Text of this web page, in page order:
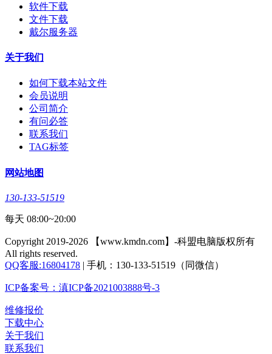
软件下载
文件下载
戴尔服务器
关于我们
如何下载本站文件
会员说明
公司简介
有问必答
联系我们
TAG标签
网站地图
130-133-51519
每天 08:00~20:00
Copyright 2019-2026 【www.kmdn.com】-科盟电脑版权所有
All rights reserved.
QQ客服:16804178 | 手机：130-133-51519（同微信）
ICP备案号：滇ICP备2021003888号-3
维修报价
下载中心
关于我们
联系我们